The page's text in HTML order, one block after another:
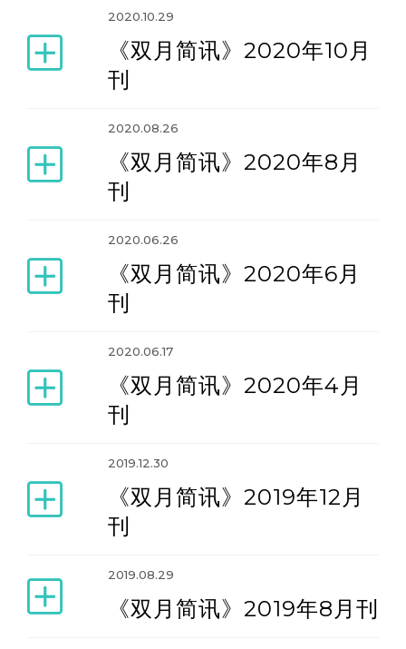
学会动态
缅怀梁觉老师纪念刊
2020.10.29
《双月简讯》2020年10月
刊
2020.08.26
《双月简讯》2020年8月
刊
2020.06.26
《双月简讯》2020年6月
刊
2020.06.17
《双月简讯》2020年4月
刊
2019.12.30
《双月简讯》2019年12月
刊
2019.08.29
《双月简讯》2019年8月刊